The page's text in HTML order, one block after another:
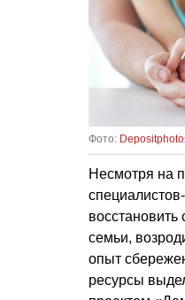
Фото:
Несмотря на
восстановить
семьи,
опыт
ресурсы